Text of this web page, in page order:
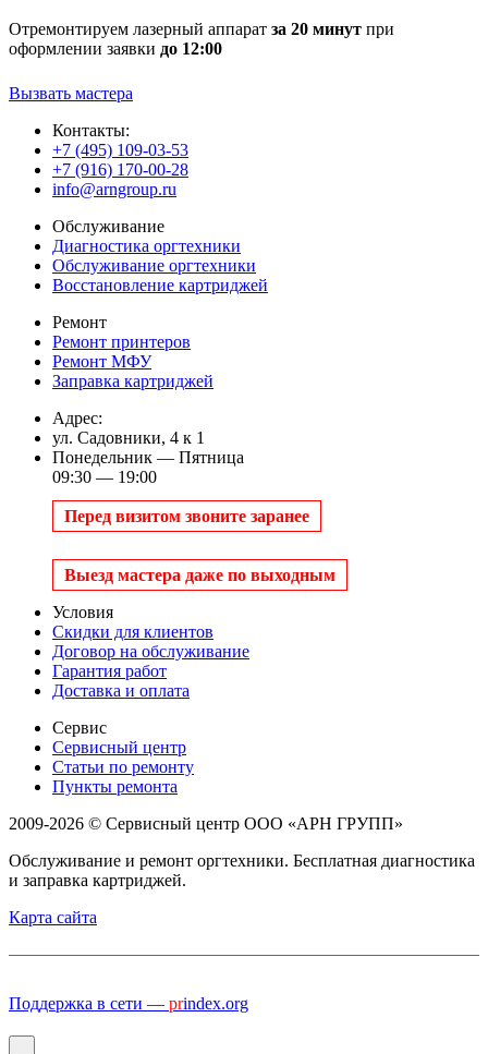
Отремонтируем лазерный аппарат за 20 минут при
оформлении заявки до 12:00
Вызвать мастера
Контакты:
+7 (495) 109-03-53
+7 (916) 170-00-28
info@arngroup.ru
Обслуживание
Диагностика оргтехники
Обслуживание оргтехники
Восстановление картриджей
Ремонт
Ремонт принтеров
Ремонт МФУ
Заправка картриджей
Адрес:
ул. Садовники, 4 к 1
Понедельник — Пятница
09:30 — 19:00
Перед визитом звоните заранее
Выезд мастера даже по выходным
Условия
Скидки для клиентов
Договор на обслуживание
Гарантия работ
Доставка и оплата
Сервис
Сервисный центр
Статьи по ремонту
Пункты ремонта
2009-2026 © Сервисный центр ООО «АРН ГРУПП»
Обслуживание и ремонт оргтехники. Бесплатная диагностика
и заправка картриджей.
Карта сайта
Поддержка в сети — prindex.org